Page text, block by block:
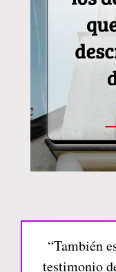
“También
testimonio